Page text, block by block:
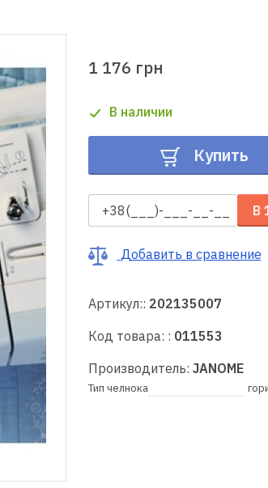
1 176 грн
В наличии
Купить
В
Добавить в сравнение
Артикул:: 202135007
Код товара: : 011553
Производитель: JANOME
Тип челнока